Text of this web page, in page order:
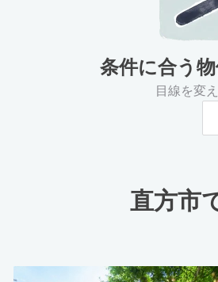
条件に合う
目線を変
直方市